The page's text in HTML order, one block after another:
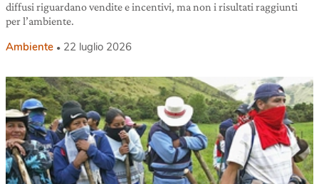
diffusi riguardano vendite e incentivi, ma non i risultati raggiunti
per l’ambiente.
Ambiente 22 luglio 2026